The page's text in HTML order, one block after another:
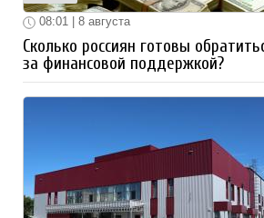
08:01 | 8 августа
Сколько россиян готовы
за финансовой поддержкой?